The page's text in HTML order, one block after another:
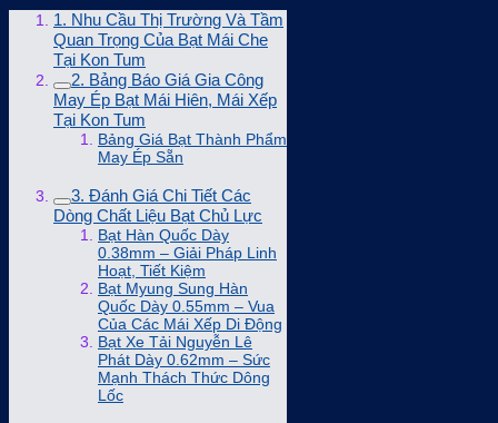
1. Nhu Cầu Thị Trường Và Tầm
Quan Trọng Của Bạt Mái Che
Tại Kon Tum
2. Bảng Báo Giá Gia Công
May Ép Bạt Mái Hiên, Mái Xếp
Tại Kon Tum
Bảng Giá Bạt Thành Phẩm
May Ép Sẵn
3. Đánh Giá Chi Tiết Các
Dòng Chất Liệu Bạt Chủ Lực
Bạt Hàn Quốc Dày
0.38mm – Giải Pháp Linh
Hoạt, Tiết Kiệm
Bạt Myung Sung Hàn
Quốc Dày 0.55mm – Vua
Của Các Mái Xếp Di Động
Bạt Xe Tải Nguyễn Lê
Phát Dày 0.62mm – Sức
Mạnh Thách Thức Dông
Lốc